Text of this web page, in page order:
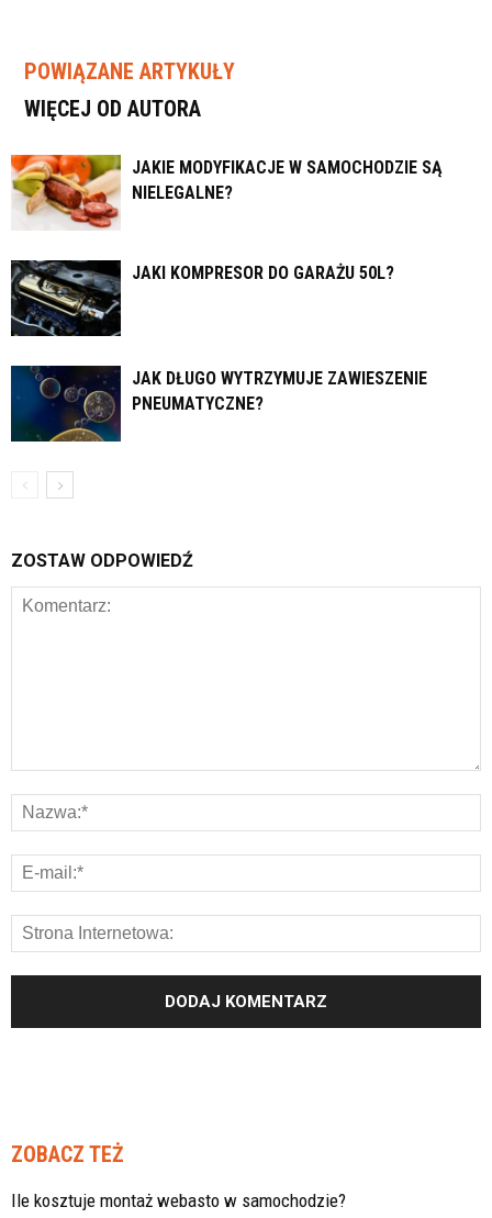
POWIĄZANE ARTYKUŁY
WIĘCEJ OD AUTORA
JAKIE MODYFIKACJE W SAMOCHODZIE SĄ
NIELEGALNE?
JAKI KOMPRESOR DO GARAŻU 50L?
JAK DŁUGO WYTRZYMUJE ZAWIESZENIE
PNEUMATYCZNE?
ZOSTAW ODPOWIEDŹ
ZOBACZ TEŻ
Ile kosztuje montaż webasto w samochodzie?